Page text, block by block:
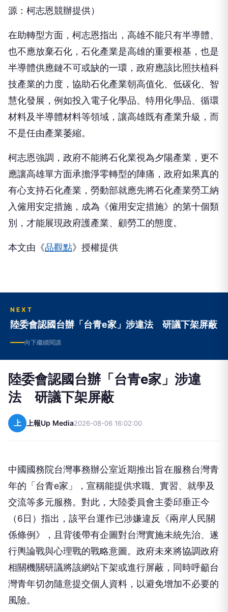
源：柯志恩競辦提供）
在助轉型方面，柯志恩指出，高雄不能只有半導體、
也不應放棄石化，石化產業是高雄的重要根基，也是
半導體供應鏈不可或缺的一環，政府應該比照扶植科
技產業的力度，協助石化產業朝高值化、低碳化、智
慧化發展，例如投入電子化學品、特用化學品、循環
材料及半導體材料等領域，讓高雄既有產業升級，而
不是任由產業萎縮。
柯志恩強調，政府不能將石化業視為夕陽產業，更不
應讓高雄單方面承擔淨零轉型的陣痛，政府如果真的
有心支持石化產業，勞動部就應先將石化產業勞工納
入僱用安定措施，成為《僱用安定措施》的第十個類
別，才能展現政府護產業、顧勞工的態度。
本文由《品觀點》授權提供
NEXT
陸委會認國台辦「台青e家」涉違法 研議下架屏蔽
向下繼續閱讀
陸委會認國台辦「台青e家」涉違
法 研議下架屏蔽
上 上報Up Media2026-08-06 16:02:00
中國國務院台灣事務辦公室近期推出旨在服務台灣青
年的「台青e家」，宣稱能提供求職、實習、就學及
交流等多元服務。對此，大陸委員會主委邱垂正今
（6日）指出，該平台運作已涉嫌違反《兩岸人民關
係條例》，且背後帶有企圖對台灣實施未統先治、遂
行輿論戰與心理戰的戰略意圖。政府未來將協調政府
相關機關研議將該網站下架或進行屏蔽，同時呼籲台
灣青年切勿隨意提交個人資料，以避免增加不必要的
風險。